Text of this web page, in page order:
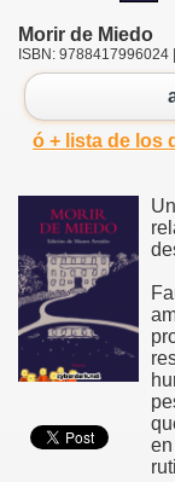
Morir de Miedo
ISBN: 9788417996024
ó + lista de los